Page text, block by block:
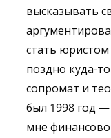
высказывать
стать
поздно куда-
сопромат и
был 1998 год
мне